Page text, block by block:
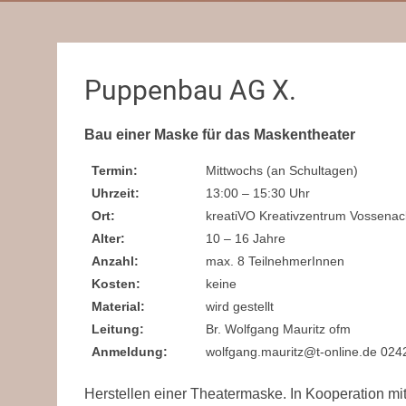
Puppenbau AG X.
Bau einer Maske für das Maskentheater
Termin:
Mittwochs (an Schultagen)
Uhrzeit:
13:00 – 15:30 Uhr
Ort:
kreatiVO Kreativzentrum
Alter:
10 – 16 Jahre
Anzahl:
max. 8 TeilnehmerInnen
Kosten:
keine
Material:
wird gestellt
Leitung:
Br. Wolfgang Mauritz ofm
Anmeldung:
wolfgang.mauritz@t-online.de
Herstellen einer Theatermaske. In Kooperation